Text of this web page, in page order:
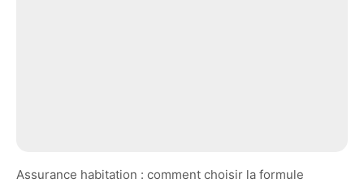
Assurance habitation : comment choisir la formule